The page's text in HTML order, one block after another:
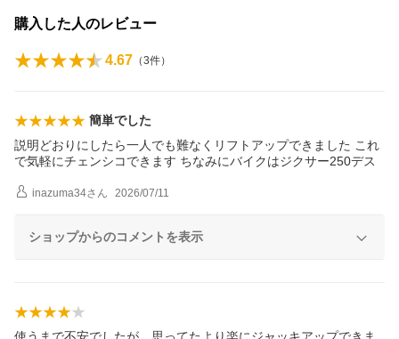
購入した人のレビュー
4.67 （3件）
簡単でした
説明どおりにしたら一人でも難なくリフトアップできました これ
で気軽にチェンシコできます ちなみにバイクはジクサー250デス
inazuma34さん 2026/07/11
ショップからのコメントを表示